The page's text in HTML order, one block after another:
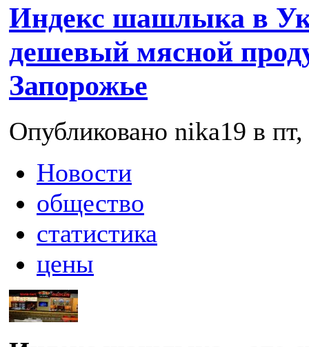
Индекс шашлыка в
дешевый мясной
Запорожье
Опубликовано nika19 в
Новости
общество
статистика
цены